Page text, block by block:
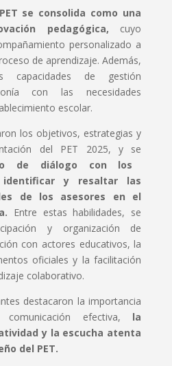
PET se consolida como una
pedagógica, cuyo
personalizado a
de aprendizaje. Además,
capacidades de gestión
con las necesidades
escolar.
los objetivos, estrategias y
del PET 2025, y se
de diálogo con los
identificar y resaltar las
de los asesores en el
Entre estas habilidades, se
y organización de
con actores educativos, la
oficiales y la facilitación
colaborativo.
destacaron la importancia
efectiva, la
y la escucha atenta
del PET.